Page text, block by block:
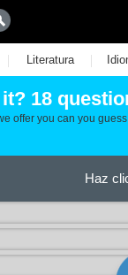
| Literatura |
18
offer you can you
Haz